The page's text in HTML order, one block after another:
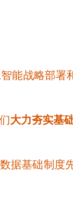
能战略部署
大力夯实基
据基础制度